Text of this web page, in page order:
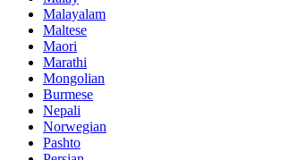
Malayalam
Maltese
Maori
Marathi
Mongolian
Burmese
Nepali
Norwegian
Pashto